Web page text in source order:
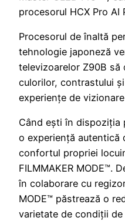
procesorul HCX Pro AI
Procesorul de înaltă
tehnologie japoneză
televizoarelor Z90B să
culorilor, contrastului
experiențe de
Când ești în
o experiență autentică
confortul propriei
FILMMAKER MODE™.
în colaborare cu
MODE™ păstrează o
varietate de condiții